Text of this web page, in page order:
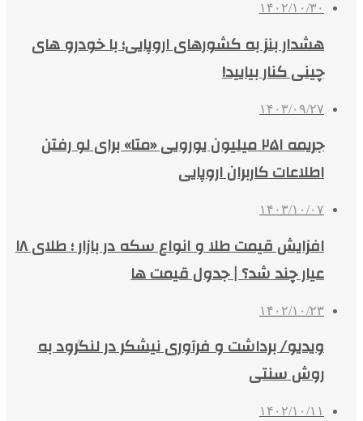
۱۴۰۲/۱۰/۳۰
هشدار بنز به کشورهای اروپایی؛ با خودرو های
چینی کنار بیایید!
۱۴۰۳/۰۹/۲۷
جریمه ۲۵۱ میلیون یورویی «متا» برای لو رفتن
اطلاعات کاربران اروپایی
۱۴۰۳/۱۰/۰۷
افزایش قیمت طلا و انواع سکه در بازار ؛ طلای ۱۸
عیار چند شد؟ | جدول قیمت ها
۱۴۰۲/۱۰/۲۳
ویدیو/ برداشت و فرآوری نیشکر در لنگرود به
روش سنتی
۱۴۰۲/۱۰/۱۱